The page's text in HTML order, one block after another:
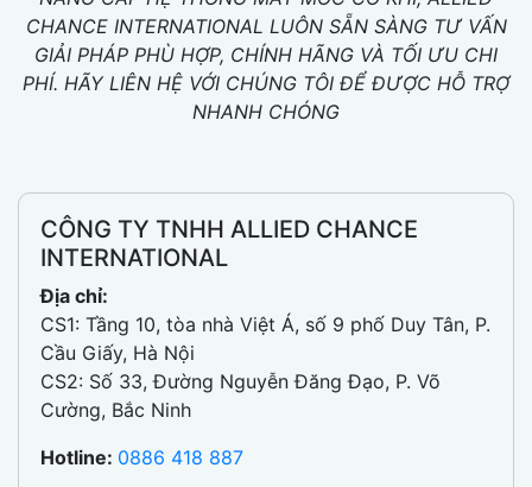
CHANCE INTERNATIONAL LUÔN SẴN SÀNG TƯ VẤN
GIẢI PHÁP PHÙ HỢP, CHÍNH HÃNG VÀ TỐI ƯU CHI
PHÍ. HÃY LIÊN HỆ VỚI CHÚNG TÔI ĐỂ ĐƯỢC HỖ TRỢ
NHANH CHÓNG
CÔNG TY TNHH ALLIED CHANCE
INTERNATIONAL
Địa chỉ:
CS1: Tầng 10, tòa nhà Việt Á, số 9 phố Duy Tân, P.
Cầu Giấy, Hà Nội
CS2: Số 33, Đường Nguyễn Đăng Đạo, P. Võ
Cường, Bắc Ninh
Hotline: 0886 418 887